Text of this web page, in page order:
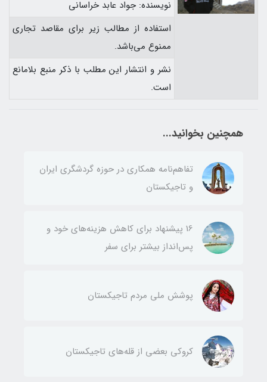
نویسنده: جواد عابد خراسانی
استفاده از مطالب زیر برای مقاصد تجاری
ممنوع می‌باشد.
نشر و انتشار این مطلب با ذکر منبع بلامانع
است.
همچنین بخوانید...
تفاهم‌نامه همکاری در حوزه گردشگری ایران
و تاجیکستان
16 پیشنهاد برای کاهش هزینه‌های خود و
پس‌انداز بیشتر برای سفر
پوشش ملی مردم تاجیکستان
کروکی بعضی از قله‌های تاجیکستان